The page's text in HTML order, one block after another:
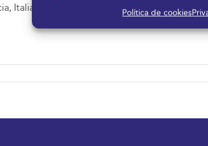
Política de cookies
Italia y Reino Unido.